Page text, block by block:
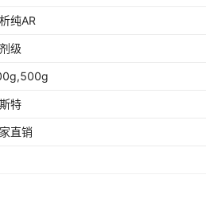
纯AR
级
特
直销